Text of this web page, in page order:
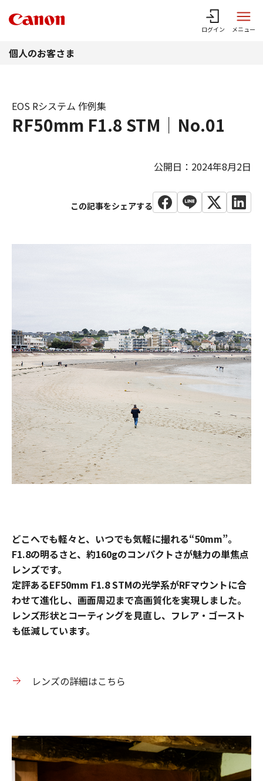
ログイン メニュー
個人のお客さま
RF50mm F1.8 STM｜No.01
EOS Rシステム 作例集
公開日：2024年8月2日
どこへでも軽々と、いつでも気軽に撮れる“50mm”。
F1.8の明るさと、約160gのコンパクトさが魅力の単焦点
レンズです。
定評あるEF50mm F1.8 STMの光学系がRFマウントに合
わせて進化し、画面周辺まで高画質化を実現しました。
レンズ形状とコーティングを見直し、フレア・ゴースト
も低減しています。
レンズの詳細はこちら